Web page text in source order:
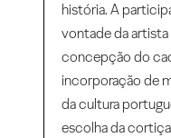
história. A
vontade da artista
concepção do
incorporação de
da cultura
escolha da